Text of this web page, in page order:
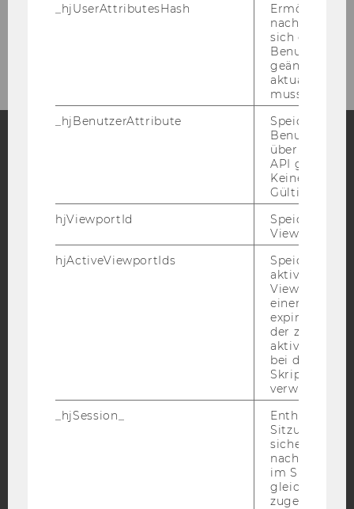
Blog
YouTube Bluesky
BARRIEREFREIHEITSERKLÄRUNG WEBSEITE
DATENSCHUTZERKLÄRUNG SOCIAL MEDIA
DATENSCHUTZERKLÄRUNG
STUDIENBEWERBER*INNEN UND STUDIERENDE
Barrierefreiheitserklärung
_hjUserAttributesHash
Ermöglicht
sich ein
geändert hat
aktualisiert
muss.
_hjBenutzerAttribute
Speichert
über die
API gesendet
Keine
hjViewportId
Speichert
Viewport-
hjActiveViewportIds
Speichert die
aktiven
Viewports.
einen
der zur
aktiver
bei der
verwendet
_hjSession_
Enthält die
sicher, dass
im
gleichen
zugeordnet